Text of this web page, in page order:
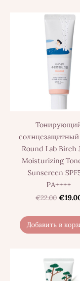
Round Lab Birch
Moisturizing
Sunscreen
PA++++
€22.00
Добавить в